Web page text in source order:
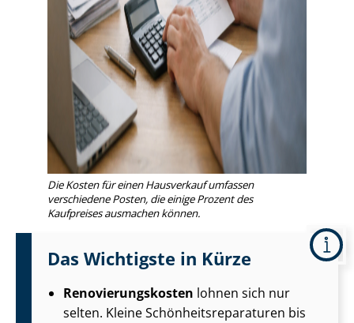
Die Kosten für einen Hausverkauf umfassen
verschiedene Posten, die einige Prozent des
Kaufpreises ausmachen können.
Das Wichtigste in Kürze
Re­no­vie­rungs­kos­ten lohnen sich nur
selten. Kleine Schön­heits­re­pa­ra­tu­ren bis